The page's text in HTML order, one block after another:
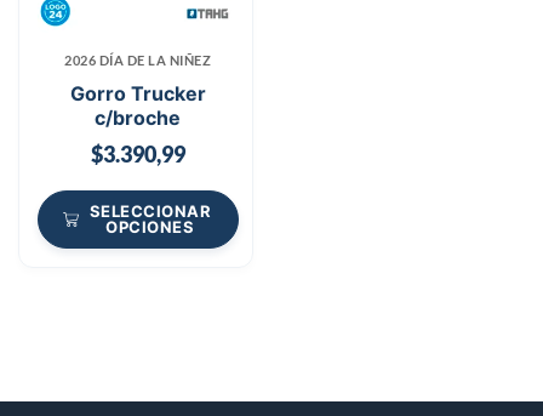
2026 DÍA DE LA NIÑEZ
Gorro Trucker
c/broche
$3.390,99
SELECCIONAR
OPCIONES